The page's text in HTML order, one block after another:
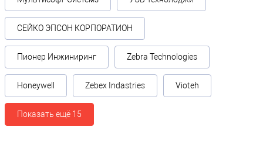
СЕЙКО ЭПСОН КОРПОРАТИОН
Пионер Инжиниринг Zebra Technologies
Honeywell Zebex Indastries Vioteh
Показать ещё 15